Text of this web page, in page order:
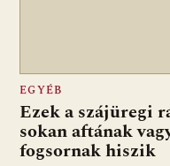
EGYÉB
Ezek a szájüregi
sokan aftának
fogsornak hiszik